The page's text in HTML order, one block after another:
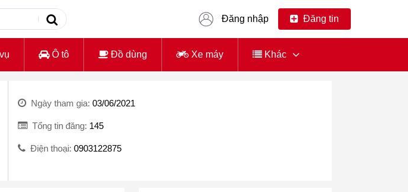
Đăng nhập Đăng tin
Ô tô Đồ dùng Xe máy Khác
Ngày tham gia: 03/06/2021
Tổng tin đăng: 145
Điện thoại: 0903122875